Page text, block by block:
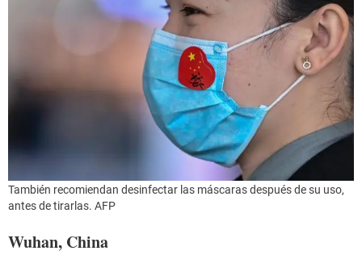
También recomiendan desinfectar las máscaras después de su uso,
antes de tirarlas. AFP
Wuhan, China